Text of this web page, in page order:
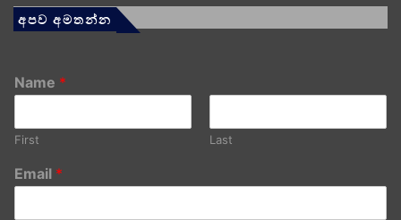
අපව අමතන්න
Name *
First Last
Email *